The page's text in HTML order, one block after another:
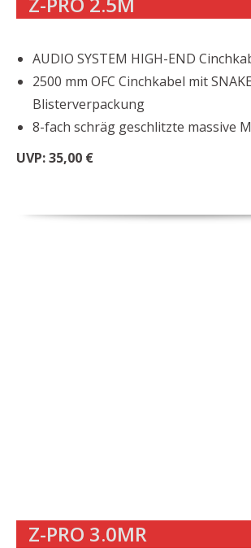
AUDIO SYSTEM HIGH-END
2500 mm OFC Cinchkabel mit
Blisterverpackung
8-fach schräg geschlitzte massive
UVP: 35,00 €
Z-PRO 3.0MR